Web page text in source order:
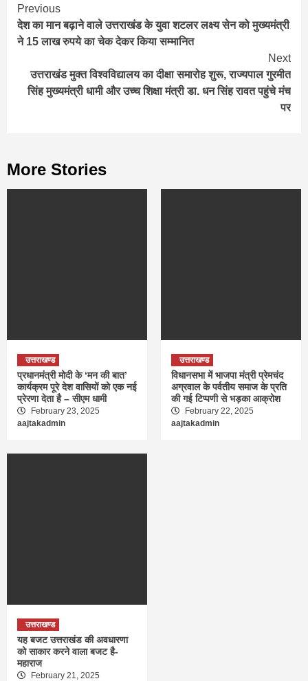
Continue
Reading
Previous
देश का मान बढ़ाने वाले उत्तराखंड के युवा शटलर लक्ष्य सेन को मुख्यमंत्री
ने 15 लाख रुपये का चेक देकर किया सम्मानित
Next
उत्तराखंड मुक्त विश्वविद्यालय का दीक्षा समारोह शुरू, राज्यपाल गुरमीत
सिंह मुख्यमंत्री धामी और उच्च शिक्षा मंत्री डा. धन सिंह रावत पहुंचे मंच
पर
More Stories
उत्तराखण्ड
प्रधानमंत्री मोदी के ‘मन की बात’
कार्यक्रम पूरे देश वासियों को एक नई
प्रेरणा देता है – सीएम धामी
February 23, 2025
aajtakadmin
उत्तराखण्ड
विधानसभा में भाजपा मंत्री प्रेमचंद
अग्रवाल के पर्वतीय समाज के प्रति
की गई टिप्पणी से भड़का आक्रोश
February 22, 2025
aajtakadmin
उत्तराखण्ड
यह बजट उत्तराखंड की अवधारणा
को साकार करने वाला बजट है-
महाराज
February 21, 2025